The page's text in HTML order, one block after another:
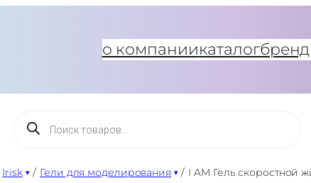
о компаниикаталог
Поиск
товаров
Irisk / Гели для моделирования / I AM Гель скоростной